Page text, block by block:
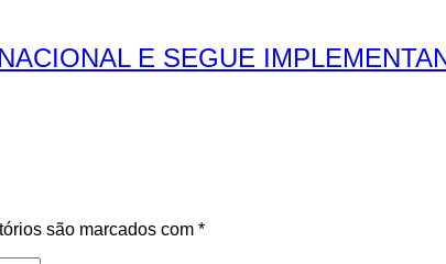
E SEGUE
são marcados com *